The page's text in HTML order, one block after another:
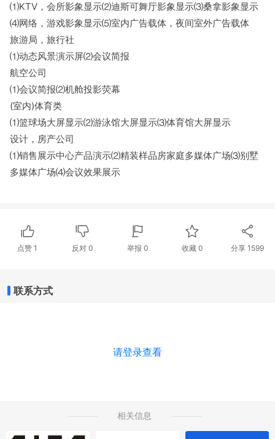
⑴KTV，会所影象显示⑵迪斯可舞厅影象显示⑶桑拿影象显示
⑷网络，游戏影象显示⑸室内广告载体，夜间室外广告载体
旅游局，旅行社
⑴动态风景演示屏⑵会议简报
航空公司
⑴会议简报⑵机舱投影荧幕
(室内)体育类
⑴篮球场大屏显示⑵游泳馆大屏显示⑶体育馆大屏显示
设计，房产公司
⑴销售展示中心产品演示⑵精装样品房家庭多媒体广场⑶别墅
多媒体广场⑷会议效果展示
点赞1 反对 0 举报 0 收藏 0 分享1599
联系方式
请登录查看
相关信息